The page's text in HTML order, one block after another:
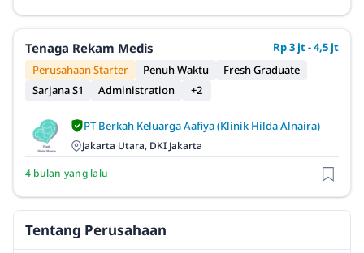
Tenaga Rekam Medis
Rp 3 jt - 4,5 jt
Perusahaan Starter
Penuh Waktu
Fresh Graduate
Sarjana S1
Administration +2
PT Berkah Keluarga Aafiya (Klinik Hilda Alnaira)
Jakarta Utara, DKI Jakarta
4 bulan yang lalu
Tentang Perusahaan